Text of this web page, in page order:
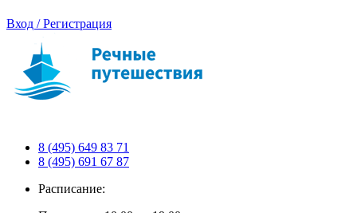
Вход / Регистрация
8 (495) 649 83 71
8 (495) 691 67 87
Расписание: